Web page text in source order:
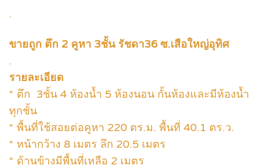
.
ขายถูก ตึก 2 คูหา 3ชั้น รัชดา36 ซ.เสือใหญ่อุทิศ
.
รายละเอียด
* ตึก 3ชั้น 4 ห้องน้ำ 5 ห้องนอน กั้นห้องและมีห้องน้ำ
ทุกชั้น
* พื้นที่ใช้สอยต่อคูหา 220 ตร.ม. พื้นที่ 40.1 ตร.ว.
* หน้ากว้าง 8 เมตร ลึก 20.5 เมตร
* ด้านข้างมีพื้นที่เหลือ 2 เมตร